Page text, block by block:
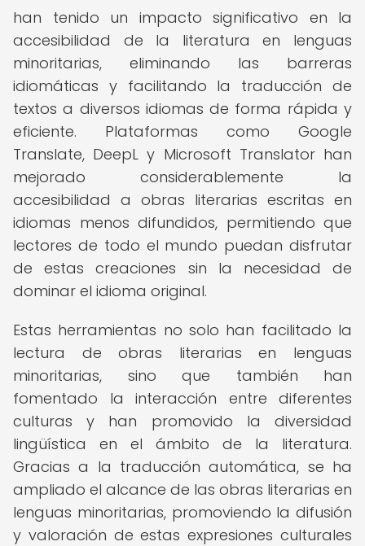
han tenido un impacto significativo en la
accesibilidad de la literatura en lenguas
minoritarias, eliminando las barreras
idiomáticas y facilitando la traducción de
textos a diversos idiomas de forma rápida y
eficiente. Plataformas como Google
Translate, DeepL y Microsoft Translator han
mejorado considerablemente la
accesibilidad a obras literarias escritas en
idiomas menos difundidos, permitiendo que
lectores de todo el mundo puedan disfrutar
de estas creaciones sin la necesidad de
dominar el idioma original.
Estas herramientas no solo han facilitado la
lectura de obras literarias en lenguas
minoritarias, sino que también han
fomentado la interacción entre diferentes
culturas y han promovido la diversidad
lingüística en el ámbito de la literatura.
Gracias a la traducción automática, se ha
ampliado el alcance de las obras literarias en
lenguas minoritarias, promoviendo la difusión
y valoración de estas expresiones culturales